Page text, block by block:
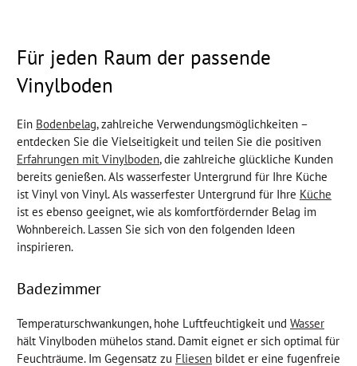
Für jeden Raum der passende
Vinylboden
Ein Bodenbelag, zahlreiche Verwendungsmöglichkeiten –
entdecken Sie die Vielseitigkeit und teilen Sie die positiven
Erfahrungen mit Vinylboden, die zahlreiche glückliche Kunden
bereits genießen. Als wasserfester Untergrund für Ihre Küche
ist Vinyl von Vinyl. Als wasserfester Untergrund für Ihre Küche
ist es ebenso geeignet, wie als komfortfördernder Belag im
Wohnbereich. Lassen Sie sich von den folgenden Ideen
inspirieren.
Badezimmer
Temperaturschwankungen, hohe Luftfeuchtigkeit und Wasser
hält Vinylboden mühelos stand. Damit eignet er sich optimal für
Feuchträume. Im Gegensatz zu Fliesen bildet er eine fugenfreie